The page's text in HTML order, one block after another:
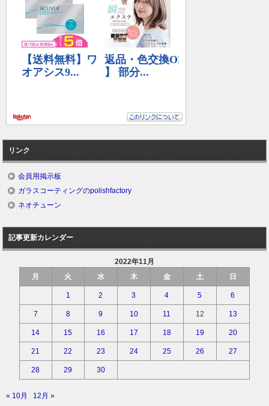
リンク
会員用掲示板
ガラスコーティングのpolishfactory
ネオチューン
記事更新カレンダー
2022年11月
月
火 水 木 金 土 日
1 2 3 4 5 6
7 8 9 10 11 12 13
14 15 16 17 18 19 20
21 22 23 24 25 26 27
28 29 30
« 10月 12月 »